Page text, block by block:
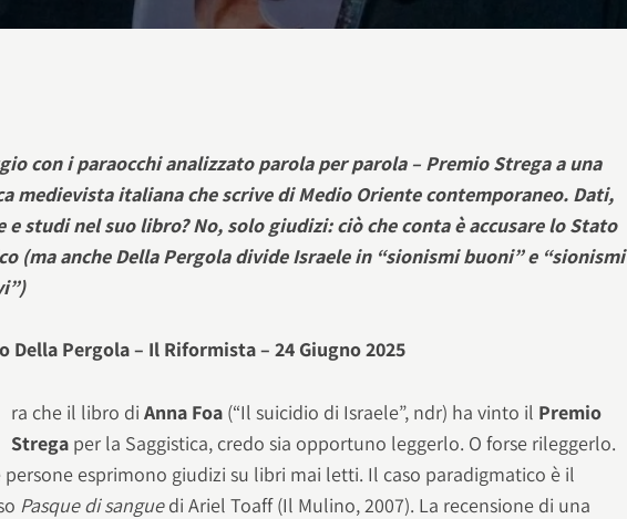
con i paraocchi analizzato parola per parola – Premio Strega a una
medievista italiana che scrive di Medio Oriente contemporaneo. Dati,
e studi nel suo libro? No, solo giudizi: ciò che conta è accusare lo Stato
(ma anche Della Pergola divide Israele in “sionismi buoni” e “sionismi
Della Pergola – Il Riformista – 24 Giugno 2025
ra che il libro diAnna Foa (“Il suicidio di Israele”, ndr) ha vinto il Premio
Strega per la Saggistica, credo sia opportuno leggerlo. O forse rileggerlo.
persone esprimono giudizi su libri mai letti. Il caso paradigmatico è il
Pasque di sanguedi Ariel Toaff (Il Mulino, 2007). La recensione di una